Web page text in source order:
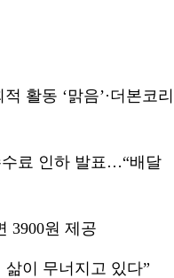
활동 ‘맑음’·더본코리
료 인하 발표…“배달
3900원 제공
삶이 무너지고 있다”